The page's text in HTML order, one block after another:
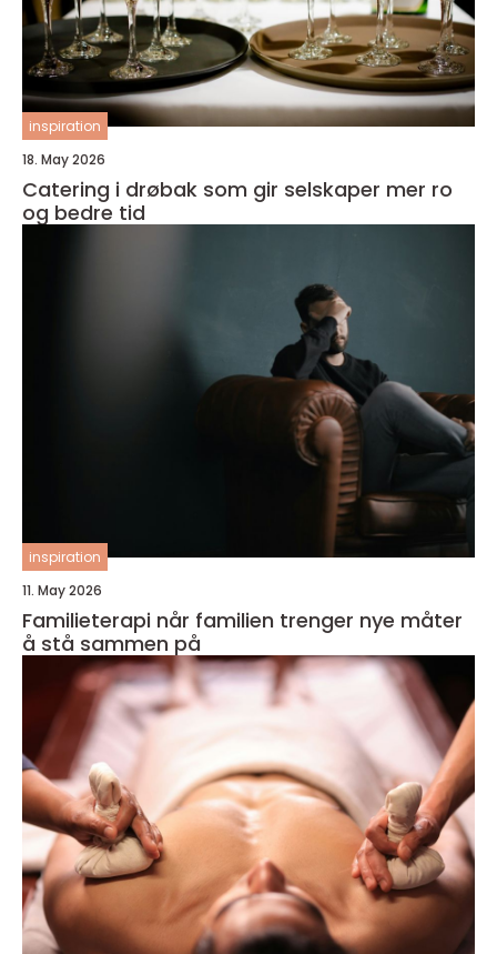
inspiration
18. May 2026
Catering i drøbak som gir selskaper mer ro
og bedre tid
inspiration
11. May 2026
Familieterapi når familien trenger nye måter
å stå sammen på